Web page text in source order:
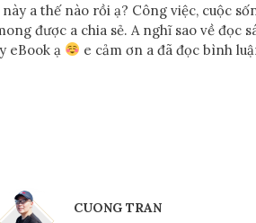
a thế nào rồi ạ? Công việc, cuộc
được a chia sẻ. A nghĩ sao về đọc
eBook ạ
e cảm ơn a đã đọc bình
CUONG TRAN